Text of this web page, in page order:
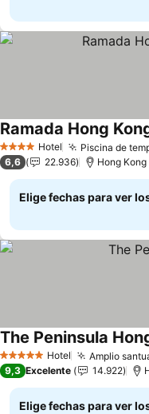
4 EstrellasHotel Piscina de
Ramada Hong
6,6 22.936 Hong Kong
Elige fechas para ver
5 Estrellas Hotel Amplio
The Peninsula
9,3 Excelente 14.922
Elige fechas para ver